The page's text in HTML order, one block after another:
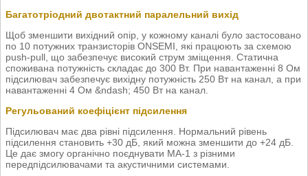
Багатотріодний двотактний паралельний вихід
Щоб зменшити вихідний опір, у кожному каналі було застосовано
по 10 потужних транзисторів ONSEMI, які працюють за схемою
push-pull, що забезпечує високий струм зміщення. Статична
споживана потужність складає до 300 Вт. При навантаженні 8 Ом
підсилювач забезпечує вихідну потужність 250 Вт на канал, а при
навантаженні 4 Ом &ndash; 450 Вт на канал.
Регульований коефіцієнт підсилення
Підсилювач має два рівні підсилення. Нормальний рівень
підсилення становить +30 дБ, який можна зменшити до +24 дБ.
Це дає змогу органічно поєднувати MA-1 з різними
передпідсилювачами та акустичними системами.